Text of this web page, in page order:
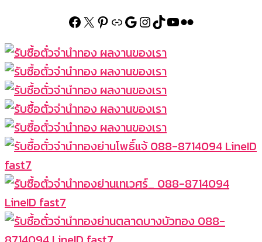
Facebook
X Pinterest
LinkGoogle
Instagram
TikTok
YouTube
Flickr